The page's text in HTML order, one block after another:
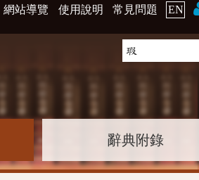
網站導覽 使用說明 常見問題 EN
辭典附錄